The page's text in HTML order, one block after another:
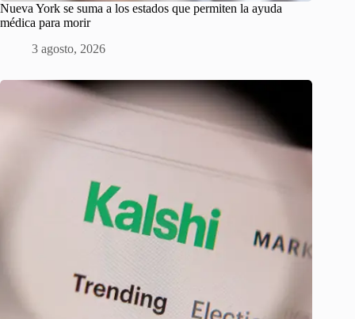
Nueva York se suma a los estados que permiten la ayuda
médica para morir
3 agosto, 2026